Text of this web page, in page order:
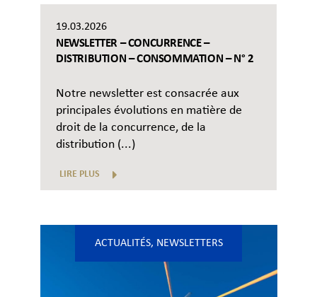
19.03.2026
NEWSLETTER – CONCURRENCE –
DISTRIBUTION – CONSOMMATION – N° 2
Notre newsletter est consacrée aux
principales évolutions en matière de
droit de la concurrence, de la
distribution (...)
LIRE PLUS
ACTUALITÉS, NEWSLETTERS